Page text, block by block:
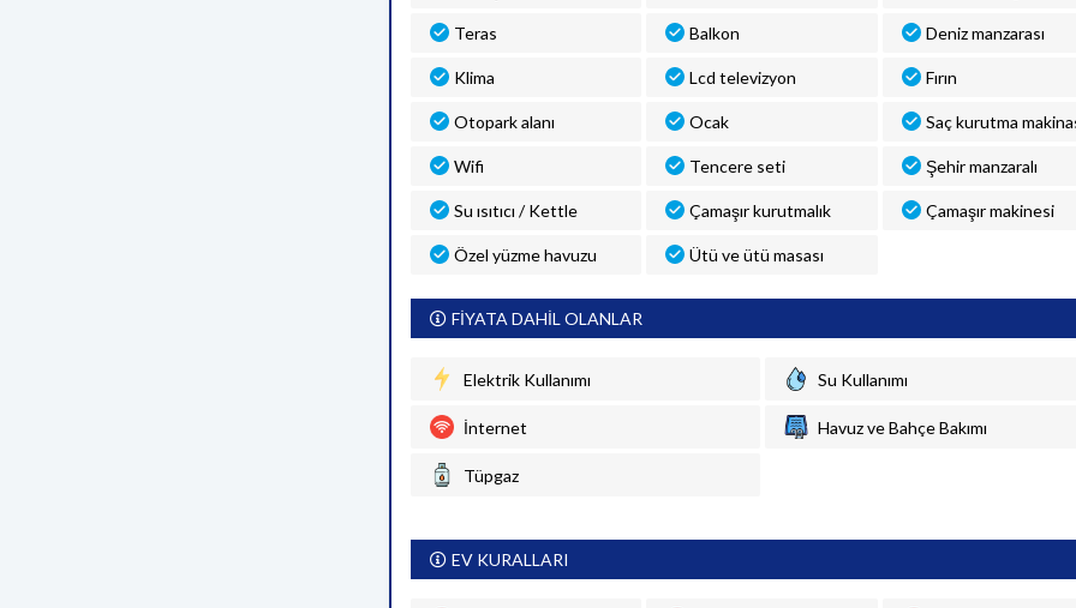
Teras Balkon Deniz manzarası
Klima Lcd televizyon Fırın
Otopark alanı Ocak Saç kurutma
Wifi Tencere seti Şehir manzaralı
Su ısıtıcı / Kettle Çamaşır kurutmalık Çamaşır makinesi
Özel yüzme havuzu Ütü ve ütü masası
FİYATA DAHİL OLANLAR
Elektrik Kullanımı Su Kullanımı
İnternet Havuz ve Bahçe Bakımı
Tüpgaz
EV KURALLARI